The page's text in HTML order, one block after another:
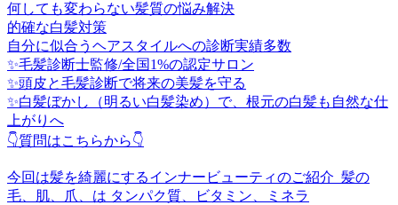
何しても変わらない髪質の悩み解決
的確な白髪対策
自分に似合うヘアスタイルへの診断実績多数
✨毛髪診断士監修/全国1%の認定サロン
✨頭皮と毛髪診断で将来の美髪を守る
✨白髪ぼかし（明るい白髪染め）で、根元の白髪も自然な仕
上がりへ
👇質問はこちらから👇
今回は髪を綺麗にするインナービューティのご紹介 ⁡ 髪の
毛、肌、爪、は タンパク質、ビタミン、ミネラ